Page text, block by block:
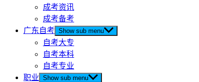
成考资讯
成考备考
广东自考 Show sub menu
自考大专
自考本科
自考专业
职业 Show sub menu